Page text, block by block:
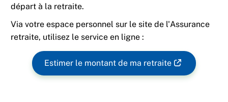
départ à la retraite.
Via votre espace personnel sur le site de l'Assurance
retraite, utilisez le service en ligne :
Estimer le montant de ma retraite